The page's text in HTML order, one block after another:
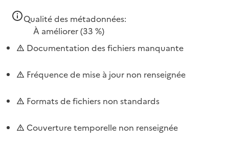
Qualité des métadonnées:
À améliorer(33 %)
Documentation des fichiers manquante
Fréquence de mise à jour non renseignée
Formats de fichiers non standards
Couverture temporelle non renseignée